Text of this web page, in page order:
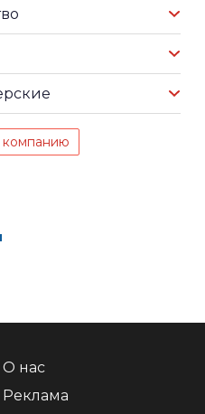
компанию
О нас
Реклама